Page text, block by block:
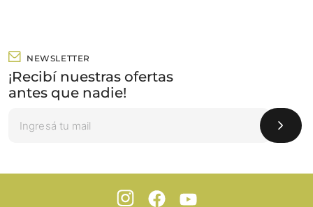
NEWSLETTER
¡Recibí nuestras ofertas
antes que nadie!